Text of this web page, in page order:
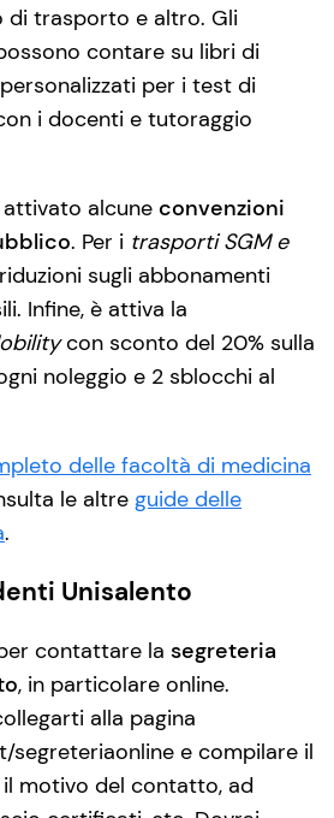
di trasporto e altro. Gli
contare su libri di
per i test di
i docenti e tutoraggio
attivato alcune convenzioni
. Per i trasporti SGM e
sugli abbonamenti
Infine, è attiva la
con sconto del 20% sulla
noleggio e 2 sblocchi al
delle facoltà di medicina
le altre guide delle
.
Unisalento
contattare la segreteria
, in particolare online.
alla pagina
segreteriaonline e compilare il
motivo del contatto, ad